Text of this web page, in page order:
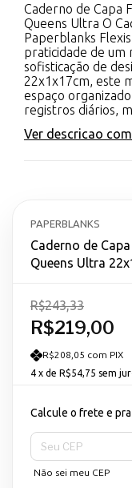
Caderno de Capa
Queens Ultra O
Paperblanks
praticidade de um
sofisticação de
22x1x17cm, este
espaço
registros diários,
Ver descricao
PAPERBLANKS
Caderno de
Queens Ultra
R$219,00
R$243,33
R$208,05 com PIX
4 x de R$54,75 sem
Calcule o frete e
Entregas para o CEP:
Não sei meu CEP